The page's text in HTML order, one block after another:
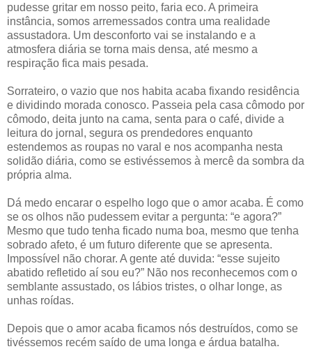
pudesse gritar em nosso peito, faria eco. A primeira
instância, somos arremessados contra uma realidade
assustadora. Um desconforto vai se instalando e a
atmosfera diária se torna mais densa, até mesmo a
respiração fica mais pesada.
Sorrateiro, o vazio que nos habita acaba fixando residência
e dividindo morada conosco. Passeia pela casa cômodo por
cômodo, deita junto na cama, senta para o café, divide a
leitura do jornal, segura os prendedores enquanto
estendemos as roupas no varal e nos acompanha nesta
solidão diária, como se estivéssemos à mercê da sombra da
própria alma.
Dá medo encarar o espelho logo que o amor acaba. É como
se os olhos não pudessem evitar a pergunta: “e agora?”
Mesmo que tudo tenha ficado numa boa, mesmo que tenha
sobrado afeto, é um futuro diferente que se apresenta.
Impossível não chorar. A gente até duvida: “esse sujeito
abatido refletido aí sou eu?” Não nos reconhecemos com o
semblante assustado, os lábios tristes, o olhar longe, as
unhas roídas.
Depois que o amor acaba ficamos nós destruídos, como se
tivéssemos recém saído de uma longa e árdua batalha.